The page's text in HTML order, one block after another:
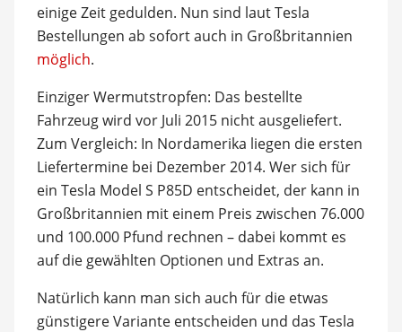
einige Zeit gedulden. Nun sind laut Tesla
Bestellungen ab sofort auch in Großbritannien
möglich.
Einziger Wermutstropfen: Das bestellte
Fahrzeug wird vor Juli 2015 nicht ausgeliefert.
Zum Vergleich: In Nordamerika liegen die ersten
Liefertermine bei Dezember 2014. Wer sich für
ein Tesla Model S P85D entscheidet, der kann in
Großbritannien mit einem Preis zwischen 76.000
und 100.000 Pfund rechnen – dabei kommt es
auf die gewählten Optionen und Extras an.
Natürlich kann man sich auch für die etwas
günstigere Variante entscheiden und das Tesla